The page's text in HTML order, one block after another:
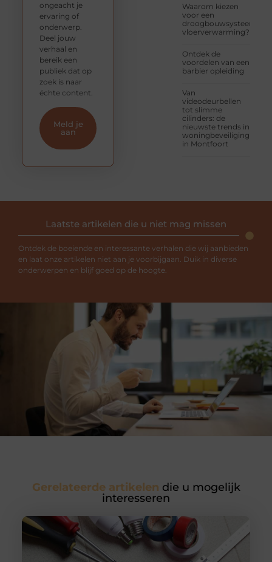
Waarom kiezen
voor een
droogbouwsysteem
vloerverwarming?
Ontdek de
voordelen van een
barbier opleiding
Van
videodeurbellen
tot slimme
cilinders: de
nieuwste trends in
woningbeveiliging
in Montfoort
ongeacht je
ervaring of
onderwerp.
Deel jouw
verhaal en
bereik een
publiek dat op
zoek is naar
échte content.
Meld je
aan
Laatste artikelen die u niet mag missen
Ontdek de boeiende en interessante verhalen die wij aanbieden
en laat onze artikelen niet aan je voorbijgaan. Duik in diverse
onderwerpen en blijf goed op de hoogte.
Gerelateerde artikelen die u mogelijk
interesseren